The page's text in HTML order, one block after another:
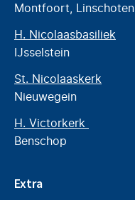
Montfoort, Linschoten
H. Nicolaasbasiliek
IJsselstein
St. Nicolaaskerk
Nieuwegein
H. Victorkerk
Benschop
Extra